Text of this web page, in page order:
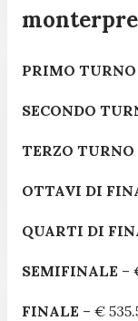
PRIMO TURNO
SECONDO
TERZO TURNO
OTTAVI DI
QUARTI DI
SEMIFINALE –
FINALE – €